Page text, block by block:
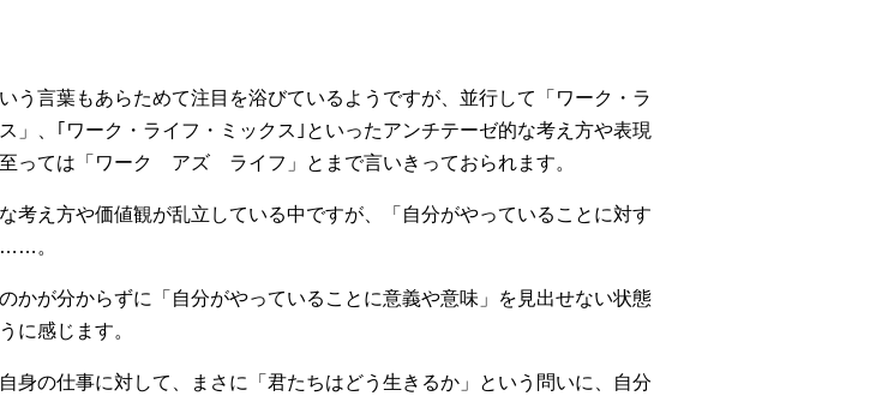
う言葉もあらためて注目を浴びているようですが、並行して「ワーク・ラ
」、｢ワーク・ライフ・ミックス｣といったアンチテーゼ的な考え方や表現
っては「ワーク アズ ライフ」とまで言いきっておられます。
考え方や価値観が乱立している中ですが、「自分がやっていることに対す
……。
かが分からずに「自分がやっていることに意義や意味」を見出せない状態
に感じます。
身の仕事に対して、まさに「君たちはどう生きるか」という問いに、自分